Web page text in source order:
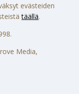
evästeiden
täällä.
Media,